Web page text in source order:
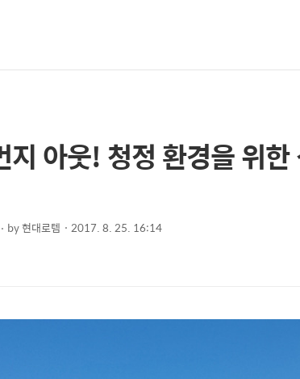
지 아웃! 청정 환경을 위
by현대로템 2017. 8. 25. 16:14